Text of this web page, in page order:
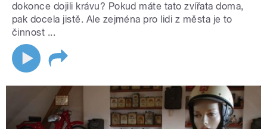
dokonce dojili krávu? Pokud máte tato zvířata doma,
pak docela jistě. Ale zejména pro lidi z města je to
činnost ...